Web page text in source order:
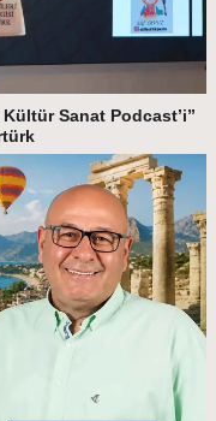
Kültür Sanat Podcast’i”